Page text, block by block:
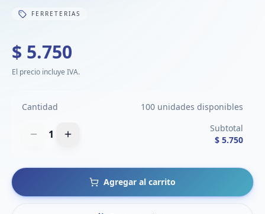
FERRETERIAS
$ 5.750
El precio incluye IVA.
Cantidad 100 unidades disponibles
1
Subtotal
$ 5.750
Agregar al carrito